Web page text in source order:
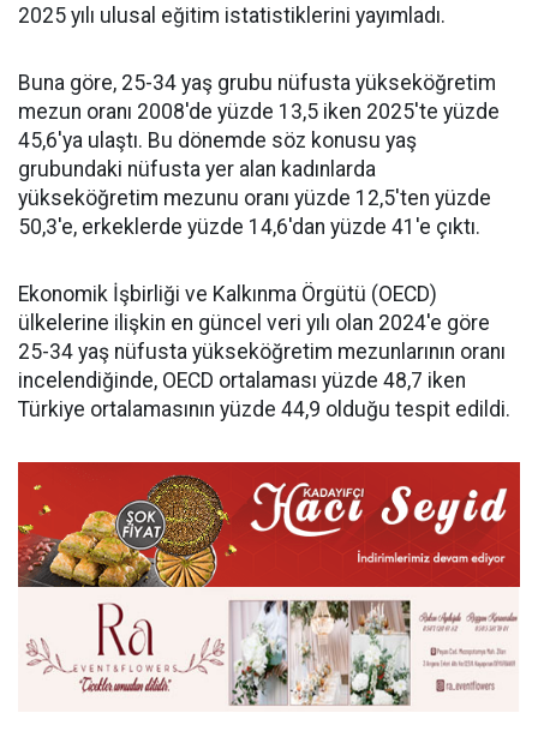
2025 yılı ulusal eğitim istatistiklerini yayımladı.
Buna göre, 25-34 yaş grubu nüfusta yükseköğretim
mezun oranı 2008'de yüzde 13,5 iken 2025'te yüzde
45,6'ya ulaştı. Bu dönemde söz konusu yaş
grubundaki nüfusta yer alan kadınlarda
yükseköğretim mezunu oranı yüzde 12,5'ten yüzde
50,3'e, erkeklerde yüzde 14,6'dan yüzde 41'e çıktı.
Ekonomik İşbirliği ve Kalkınma Örgütü (OECD)
ülkelerine ilişkin en güncel veri yılı olan 2024'e göre
25-34 yaş nüfusta yükseköğretim mezunlarının oranı
incelendiğinde, OECD ortalaması yüzde 48,7 iken
Türkiye ortalamasının yüzde 44,9 olduğu tespit edildi.